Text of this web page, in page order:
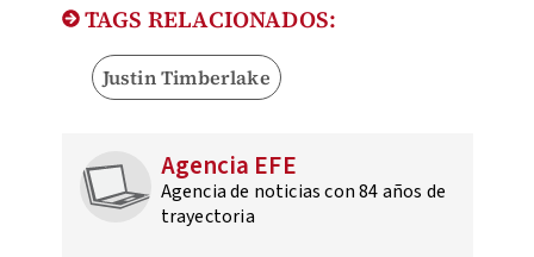
TAGS RELACIONADOS:
Justin Timberlake
Agencia EFE
Agencia de noticias con 84 años de
trayectoria